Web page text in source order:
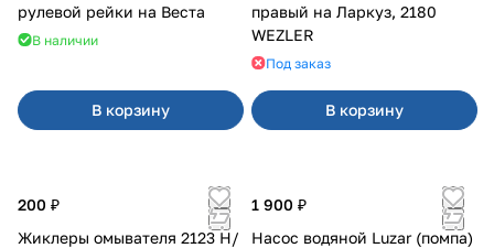
рулевой рейки на Веста
В наличии
В корзину
правый на Ларкуз, 2180
WEZLER
Под заказ
В корзину
200 ₽
Жиклеры омывателя 2123 Н/
1 900 ₽
Насос водяной Luzar (помпа)